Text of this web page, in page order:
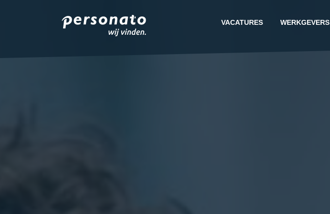
ONZE DIENSTEN
VACATURES WERKGEVERS